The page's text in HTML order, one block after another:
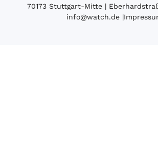
70173 Stuttgart-Mitte |
info@watch.de |